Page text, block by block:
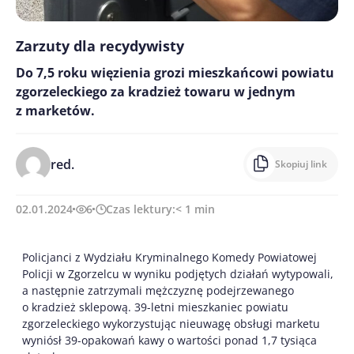
Zarzuty dla recydywisty
Do 7,5 roku więzienia grozi mieszkańcowi powiatu
zgorzeleckiego za kradzież towaru w jednym
z marketów.
red. Skopiuj link
02.01.2024 6 Czas lektury:< 1 min
Policjanci z Wydziału Kryminalnego Komedy Powiatowej
Policji w Zgorzelcu w wyniku podjętych działań wytypowali,
a następnie zatrzymali mężczyznę podejrzewanego
o kradzież sklepową. 39-letni mieszkaniec powiatu
zgorzeleckiego wykorzystując nieuwagę obsługi marketu
wyniósł 39-opakowań kawy o wartości ponad 1,7 tysiąca